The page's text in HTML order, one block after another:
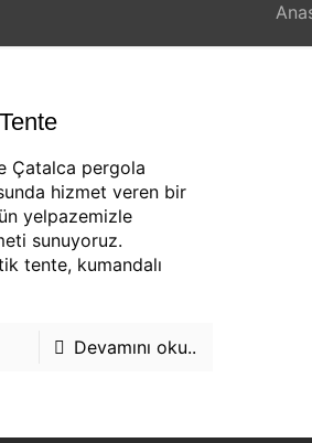
Çatalca pergola
hizmet veren bir
yelpazemizle
sunuyoruz.
tente, kumandalı
Devamını oku..